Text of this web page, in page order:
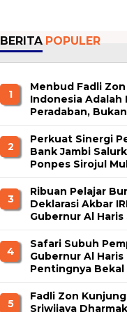
BERITA POPULER
1
Menbud Fadli Zon
Indonesia Adalah
Peradaban,
2
Perkuat Sinergi
Bank Jambi
Ponpes Sirojul
3
Ribuan Pelajar
Deklarasi Akbar
Gubernur Al
Radikalisme
4
Safari Subuh
Gubernur Al
Pentingnya
5
Fadli Zon
Sriwijaya